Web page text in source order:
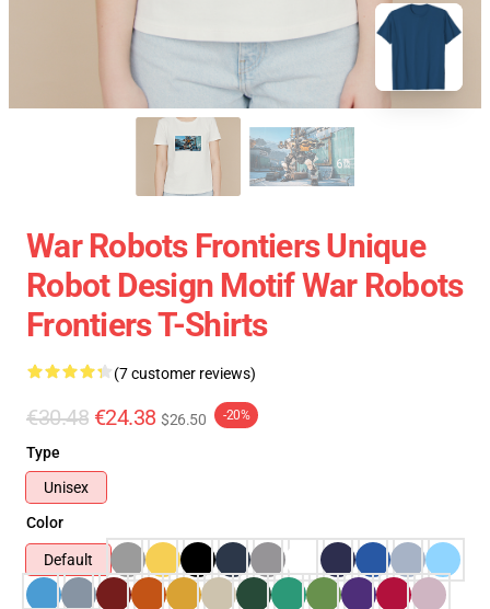
War Robots Frontiers Unique
Robot Design Motif War Robots
Frontiers T-Shirts
(7 customer reviews)
€30.48 €24.38 $26.50 -20%
Type
Unisex
Color
Default